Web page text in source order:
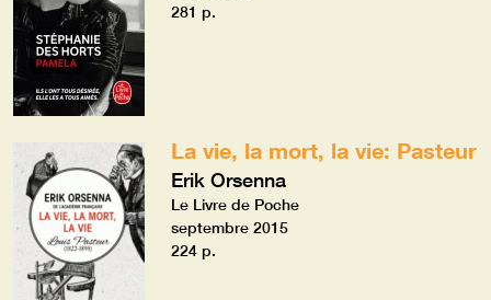
281 p.
La vie, la mort, la vie: Pasteur
Erik Orsenna
Le Livre de Poche
septembre 2015
224 p.